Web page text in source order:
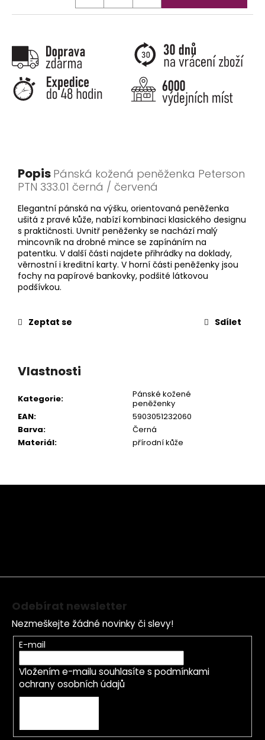
Popis Pánská kožená peněženka Peterson
PTN 333.01 černá / červená
Elegantní pánská na výšku, orientovaná peněženka
ušitá z pravé kůže, nabízí kombinaci klasického designu
s praktičnosti. Uvnitř peněženky se nachází malý
mincovník na drobné mince se zapínáním na
patentku. V další části najdete přihrádky na doklady,
věrnostní i kreditní karty. V horní části peněženky jsou
fochy na papírové bankovky, podšité látkovou
podšívkou.
Zeptat se Sdílet
Vlastnosti
Kategorie:
Pánské kožené
peněženky
EAN:
5903051232060
Barva:
Černá
Materiál: přírodní kůže
Z
Odebírat newsletter
Nezmeškejte žádné novinky či slevy!
E-mail
Vložením e-mailu souhlasíte s podmínkami
ochrany osobních údajů